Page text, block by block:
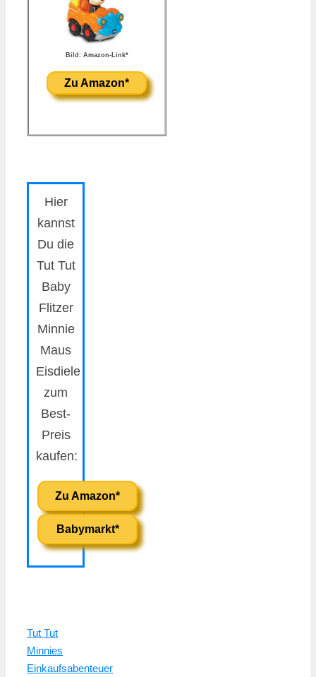
Bild: Amazon-Link*
Zu Amazon*
Hier
kannst
Du die
Tut Tut
Baby
Flitzer
Minnie
Maus
Eisdiele
zum
Best-
Preis
kaufen:
Zu Amazon*
Babymarkt*
Tut Tut
Minnies
Einkaufsabenteuer